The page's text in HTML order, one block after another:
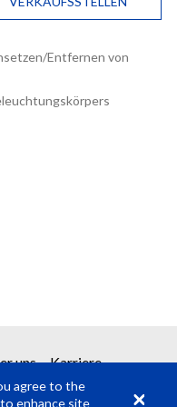
Entfernen von
uns Karriere
agree to the
enhance site